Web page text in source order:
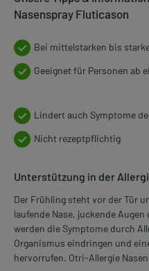
Nasenspray Fluticason
Bei mittelstarken bis
Geeignet für Personen ab
Lindert auch Symptome
Nicht rezeptpflichtig
Unterstützung in der
Der Frühling steht vor der Tür
laufende Nase, juckende
werden die Symptome durch
Organismus eindringen und
hervorrufen. Otri-Allergie